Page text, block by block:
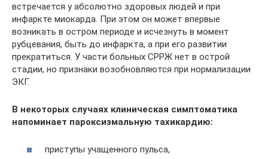
встречается у абсолютно здоровых людей и при
инфаркте миокарда. При этом он может впервые
возникать в остром периоде и исчезнуть в момент
рубцевания, быть до инфаркта, а при его развитии
прекратиться. У части больных СРРЖ нет в острой
стадии, но признаки возобновляются при нормализации
ЭКГ.
В некоторых случаях клиническая симптоматика
напоминает пароксизмальную тахикардию:
приступы учащенного пульса,